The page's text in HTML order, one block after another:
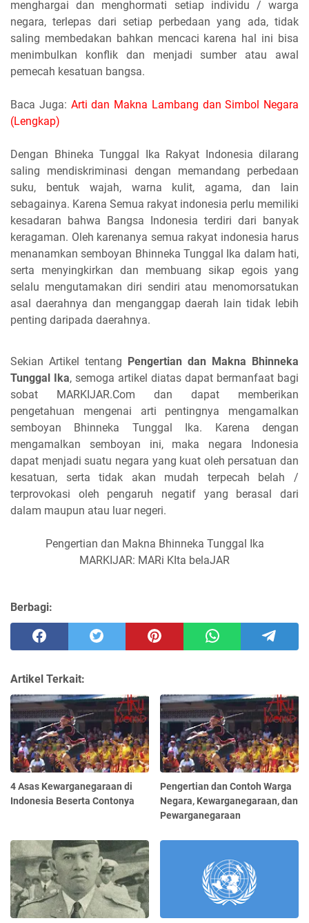
menghargai dan menghormati setiap individu / warga
negara, terlepas dari setiap perbedaan yang ada, tidak
saling membedakan bahkan mencaci karena hal ini bisa
menimbulkan konflik dan menjadi sumber atau awal
pemecah kesatuan bangsa.
Baca Juga: Arti dan Makna Lambang dan Simbol Negara
(Lengkap)
Dengan Bhineka Tunggal Ika Rakyat Indonesia dilarang
saling mendiskriminasi dengan memandang perbedaan
suku, bentuk wajah, warna kulit, agama, dan lain
sebagainya. Karena Semua rakyat indonesia perlu memiliki
kesadaran bahwa Bangsa Indonesia terdiri dari banyak
keragaman. Oleh karenanya semua rakyat indonesia harus
menanamkan semboyan Bhinneka Tunggal Ika dalam hati,
serta menyingkirkan dan membuang sikap egois yang
selalu mengutamakan diri sendiri atau menomorsatukan
asal daerahnya dan menganggap daerah lain tidak lebih
penting daripada daerahnya.
Sekian Artikel tentang
Pengertian dan Makna Bhinneka
Tunggal Ika, semoga artikel diatas dapat bermanfaat bagi
sobat MARKIJAR.Com dan dapat memberikan
pengetahuan mengenai arti pentingnya mengamalkan
semboyan Bhinneka Tunggal Ika. Karena dengan
mengamalkan semboyan ini, maka negara Indonesia
dapat menjadi suatu negara yang kuat oleh persatuan dan
kesatuan, serta tidak akan mudah terpecah belah /
terprovokasi oleh pengaruh negatif yang berasal dari
dalam maupun atau luar negeri.
Pengertian dan Makna Bhinneka Tunggal Ika
MARKIJAR: MARi KIta belaJAR
Berbagi:
Artikel Terkait:
4 Asas Kewarganegaraan di
Indonesia Beserta Contonya
Pengertian dan Contoh Warga
Negara, Kewarganegaraan, dan
Pewarganegaraan